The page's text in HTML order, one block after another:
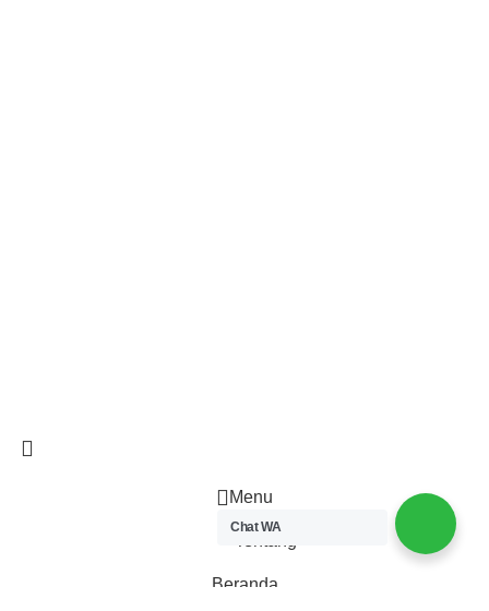
Menu
Beranda
Chat WA